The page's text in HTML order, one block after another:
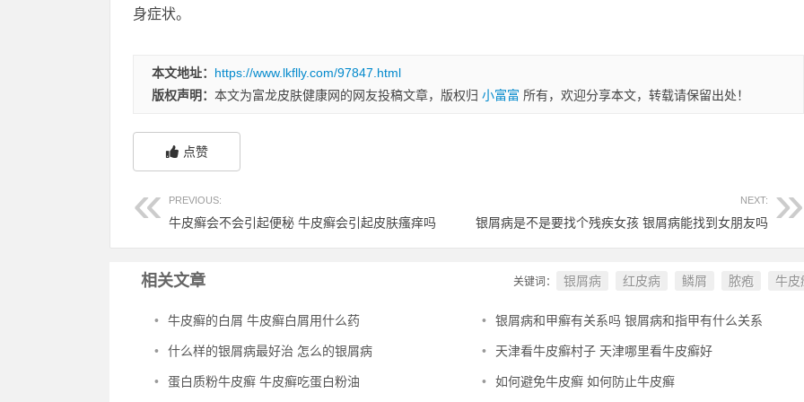
身症状。
本文地址： https://www.lkflly.com/97847.html
版权声明： 本文为富龙皮肤健康网的网友投稿文章，版权归 小富富 所有，欢迎分享本文，转载请保留出处！
点赞
PREVIOUS:
牛皮癣会不会引起便秘 牛皮癣会引起皮肤瘙痒吗
NEXT:
银屑病是不是要找个残疾女孩 银屑病能找到女朋友吗
相关文章 关键词： 银屑病 红皮病 鳞屑 脓疱 牛皮
• 牛皮癣的白屑 牛皮癣白屑用什么药 • 银屑病和甲癣有关系吗 银屑病和指甲有什么关系
• 什么样的银屑病最好治 怎么的银屑病 • 天津看牛皮癣村子 天津哪里看牛皮癣好
• 蛋白质粉牛皮癣 牛皮癣吃蛋白粉油 • 如何避免牛皮癣 如何防止牛皮癣